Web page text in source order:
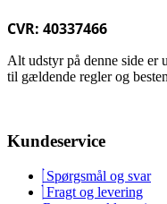
CVR: 40337466
Alt udstyr på denne side
til gældende regler og
Kundeservice
Spørgsmål og svar
Fragt og levering